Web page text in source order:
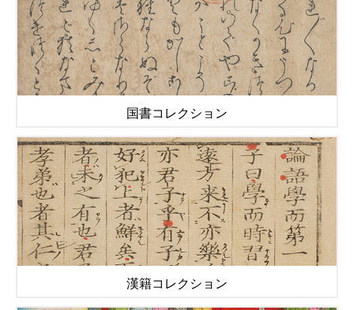
国書コレクション
漢籍コレクション